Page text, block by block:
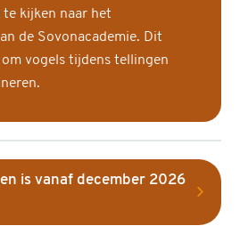
te kijken naar het
de Sovonacademie. Dit
vogels tijdens tellingen
is vanaf december 2026